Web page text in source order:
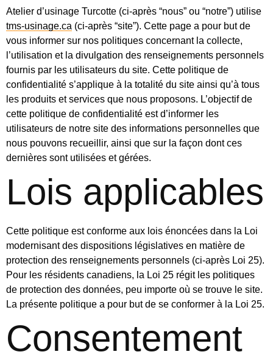
Atelier d’usinage Turcotte (ci-après “nous” ou “notre”) utilise
tms-usinage.ca (ci-après “site”). Cette page a pour but de
vous informer sur nos politiques concernant la collecte,
l’utilisation et la divulgation des renseignements personnels
fournis par les utilisateurs du site. Cette politique de
confidentialité s’applique à la totalité du site ainsi qu’à tous
les produits et services que nous proposons. L’objectif de
cette politique de confidentialité est d’informer les
utilisateurs de notre site des informations personnelles que
nous pouvons recueillir, ainsi que sur la façon dont ces
dernières sont utilisées et gérées.
Lois applicables
Cette politique est conforme aux lois énoncées dans la Loi
modernisant des dispositions législatives en matière de
protection des renseignements personnels (ci-après Loi 25).
Pour les résidents canadiens, la Loi 25 régit les politiques
de protection des données, peu importe où se trouve le site.
La présente politique a pour but de se conformer à la Loi 25.
Consentement